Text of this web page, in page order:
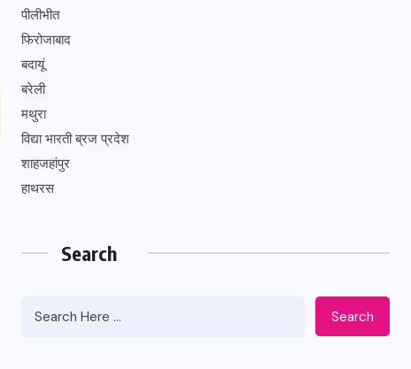
पीलीभीत
फिरोजाबाद
बदायूं
बरेली
मथुरा
विद्या भारती ब्रज प्रदेश
शाहजहांपुर
हाथरस
Search
Search